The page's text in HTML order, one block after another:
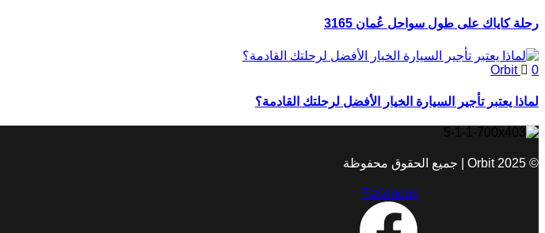
رحلة كاياك على طول سواحل عُمان 3165
Orbit 0
لماذا يعتبر تأجير السيارة الخيار الأفضل لرحلتك القادمة؟
© 2025 Orbit | جميع الحقوق محفوظة
Facebook